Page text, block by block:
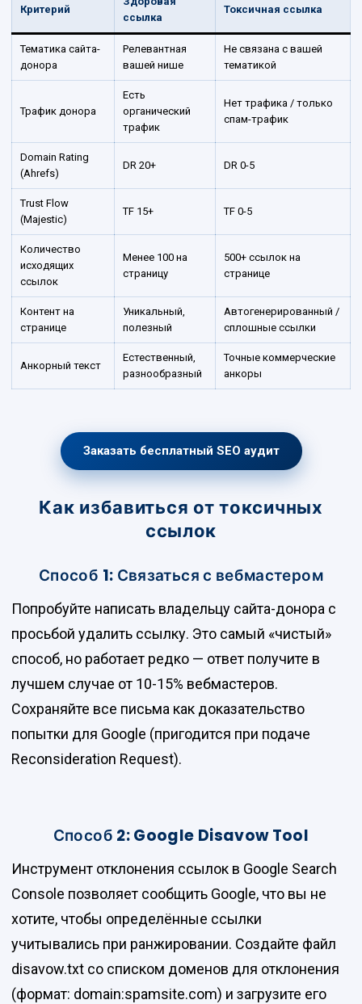
Критерий
ссылка
Токсичная ссылка
Тематика сайта-
донора
Релевантная
вашей нише
Не связана с вашей
тематикой
Трафик донора
Есть
органический
трафик
Нет трафика / только
спам-трафик
Domain Rating
(Ahrefs)
DR 20+ DR 0-5
Trust Flow
(Majestic)
TF 15+ TF 0-5
Количество
исходящих
ссылок
Менее 100 на
страницу
500+ ссылок на
странице
Контент на
странице
Уникальный,
полезный
Автогенерированный /
сплошные ссылки
Анкорный текст
Естественный,
разнообразный
Точные коммерческие
анкоры
Заказать бесплатный SEO аудит
Как избавиться от токсичных
ссылок
Способ 1: Связаться с вебмастером
Попробуйте написать владельцу сайта-донора с
просьбой удалить ссылку. Это самый «чистый»
способ, но работает редко — ответ получите в
лучшем случае от 10-15% вебмастеров.
Сохраняйте все письма как доказательство
попытки для Google (пригодится при подаче
Reconsideration Request).
Способ 2: Google Disavow Tool
Инструмент отклонения ссылок в Google Search
Console позволяет сообщить Google, что вы не
хотите, чтобы определённые ссылки
учитывались при ранжировании. Создайте файл
disavow.txt со списком доменов для отклонения
(формат: domain:spamsite.com) и загрузите его